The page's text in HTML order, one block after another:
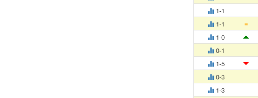
1-1
1-1
=
1-0
0-1
1-5
0-3
1-3